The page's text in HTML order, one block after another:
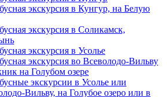
экскурсия в Кунгур, на Белую
экскурсия в Соликамск,
экскурсия в Усолье
экскурсия во Всеволодо-Вильву
на Голубом озере
экскурсии в Усолье или
Вильву, на Голубое озеро или в